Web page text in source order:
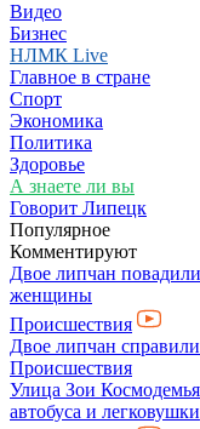
Видео
Бизнес
НЛМК Live
Главное в стране
Спорт
Экономика
Политика
Здоровье
А знаете ли вы
Говорит Липецк
Популярное
Комментируют
Двое липчан
женщины
Происшествия
Двое липчан
Происшествия
Улица Зои
автобуса и легковушки